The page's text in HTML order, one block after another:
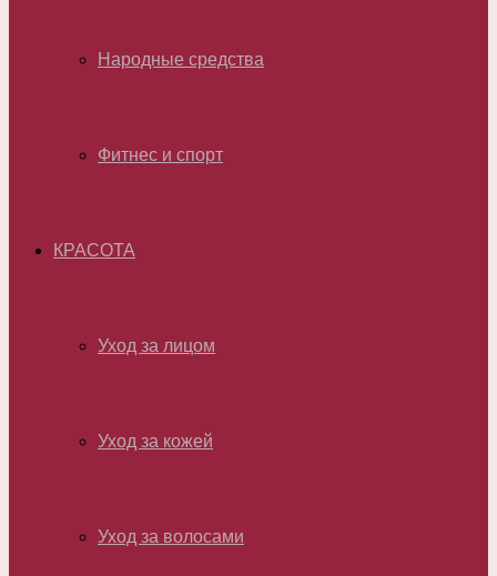
Народные средства
Фитнес и спорт
КРАСОТА
Уход за лицом
Уход за кожей
Уход за волосами